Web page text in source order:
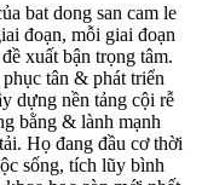
bat dong san cam le
đoạn, mỗi giai đoạn
xuất bận trọng tâm.
tân & phát triển
dựng nền tảng cội rễ
bằng & lành mạnh
Họ đang đầu cơ thời
sống, tích lũy bình